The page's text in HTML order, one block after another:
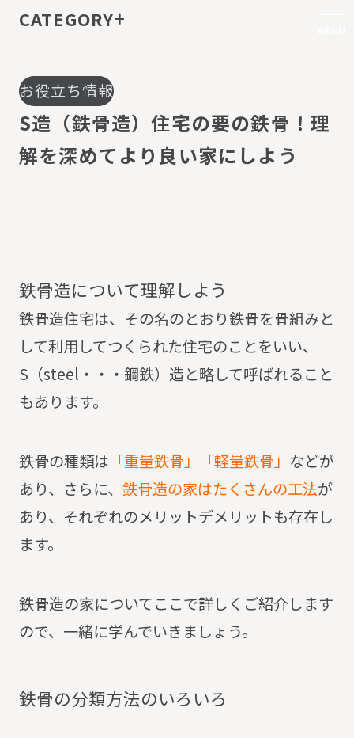
お役立ち情報
S造 （鉄骨造）住宅の要の鉄骨 ！ 理
解を深めて よ り 良い家に しよ う
鉄骨造について理解しよう
鉄骨造住宅は、その名のとおり鉄骨を骨組みと
して利用してつくられた住宅のことをいい、
S（steel・・・鋼鉄）造と略して呼ばれること
もあります。
鉄骨の種類は 「重量鉄骨」「軽量鉄骨」 などが
あり、さらに、 鉄骨造の家はたくさんの工法が
あり、それぞれのメリットデメリットも存在し
ます。
鉄骨造の家についてここで詳しくご紹介します
ので、一緒に学んでいきましょう。
鉄骨の分類方法のいろ いろ
CATEGORY